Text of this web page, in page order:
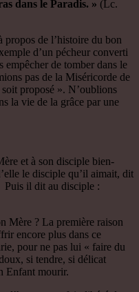
dans le Paradis. » (Lc.
propos de l’histoire du bon
d’un pécheur converti
empêcher de tomber dans le
pas de la Miséricorde de
proposé ». N’oublions
la vie de la grâce par une
et à son disciple bien-
le disciple qu’il aimait, dit
Puis il dit au disciple :
Mère ? La première raison
encore plus dans ce
pour ne pas lui « faire du
si tendre, si délicat
Enfant mourir.